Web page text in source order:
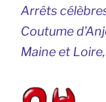
Arrêts
Coutume
Maine et